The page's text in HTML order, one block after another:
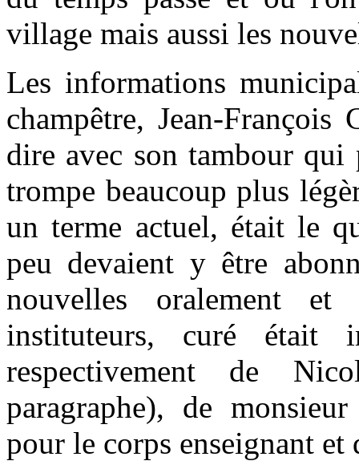
village mais aussi les
Les informations
champêtre, Jean-François
dire avec son tambour qui
trompe beaucoup plus
un terme actuel, était le
peu devaient y être
nouvelles oralement
instituteurs, curé était
respectivement de
paragraphe), de
pour le corps enseignant